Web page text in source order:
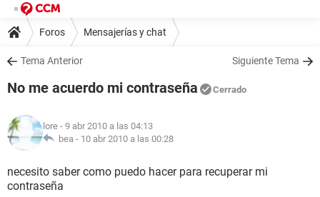
Foros Mensajerías y chat
Tema Anterior Siguiente Tema
No me acuerdo mi contraseña Cerrado
lore - 9 abr 2010 a las 04:13
bea - 10 abr 2010 a las 00:28
necesito saber como puedo hacer para recuperar mi
contraseña